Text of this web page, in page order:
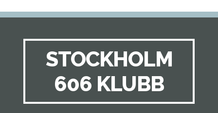
STOCKHOLM
606 KLUBB